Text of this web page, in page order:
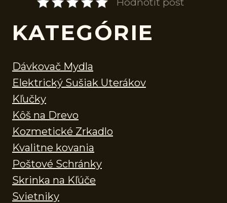
KATEGÓRIE
Dávkovač Mydla
Elektrický Sušiak Uterákov
Kľučky
Kôš na Drevo
Kozmetické Zrkadlo
Kvalitne kovania
Poštové Schránky
Skrinka na Kľúče
Svietniky